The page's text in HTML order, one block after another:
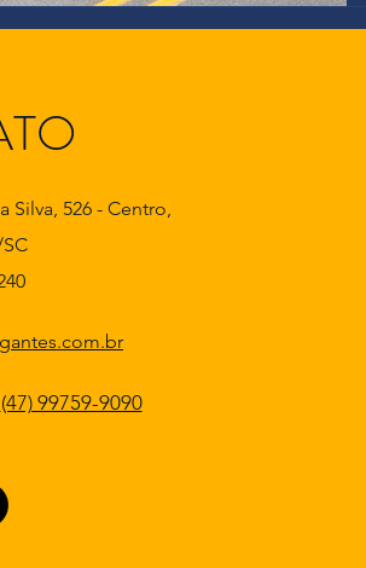
Silva, 526 - Centro,
(47) 99759-9090